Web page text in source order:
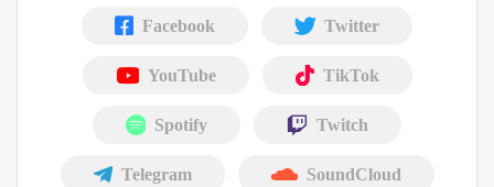
Facebook Twitter
YouTube TikTok
Spotify Twitch
Telegram SoundCloud